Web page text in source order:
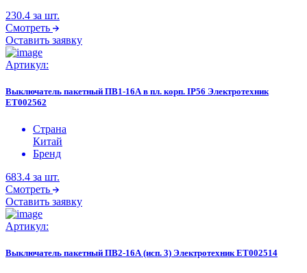
230.4 за шт.
Смотреть
Оставить заявку
Артикул:
Выключатель пакетный ПВ1-16А в пл. корп. IP56 Электротехник
ET002562
Страна
Китай
Бренд
683.4 за шт.
Смотреть
Оставить заявку
Артикул:
Выключатель пакетный ПВ2-16А (исп. 3) Электротехник ET002514